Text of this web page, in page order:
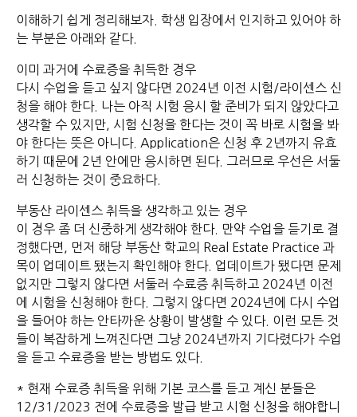
이해하기 쉽게 정리해보자. 학생 입장에서 인지하고 있어야 하
는 부분은 아래와 같다.
이미 과거에 수료증을 취득한 경우
다시 수업을 듣고 싶지 않다면 2024년 이전 시험/라이센스 신
청을 해야 한다. 나는 아직 시험 응시 할 준비가 되지 않았다고
생각할 수 있지만, 시험 신청을 한다는 것이 꼭 바로 시험을 봐
야 한다는 뜻은 아니다. Application은 신청 후 2년까지 유효
하기 때문에 2년 안에만 응시하면 된다. 그러므로 우선은 서둘
러 신청하는 것이 중요하다.
부동산 라이센스 취득을 생각하고 있는 경우
이 경우 좀 더 신중하게 생각해야 한다. 만약 수업을 듣기로 결
정했다면, 먼저 해당 부동산 학교의 Real Estate Practice 과
목이 업데이트 됐는지 확인해야 한다. 업데이트가 됐다면 문제
없지만 그렇지 않다면 서둘러 수료증 취득하고 2024년 이전
에 시험을 신청해야 한다. 그렇지 않다면 2024년에 다시 수업
을 들어야 하는 안타까운 상황이 발생할 수 있다. 이런 모든 것
들이 복잡하게 느껴진다면 그냥 2024년까지 기다렸다가 수업
을 듣고 수료증을 받는 방법도 있다.
* 현재 수료증 취득을 위해 기본 코스를 듣고 계신 분들은
12/31/2023 전에 수료증을 발급 받고 시험 신청을 해야합니